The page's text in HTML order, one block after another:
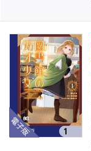
電子版